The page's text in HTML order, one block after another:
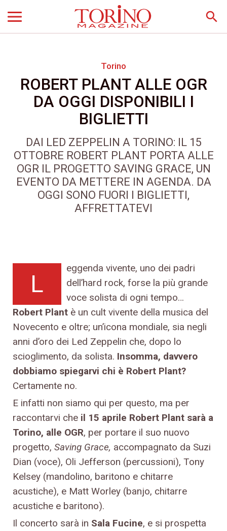
search
Torino
ROBERT PLANT ALLE OGR
DA OGGI DISPONIBILI I
BIGLIETTI
DAI LED ZEPPELIN A TORINO: IL 15
OTTOBRE ROBERT PLANT PORTA ALLE
OGR IL PROGETTO SAVING GRACE, UN
EVENTO DA METTERE IN AGENDA. DA
OGGI SONO FUORI I BIGLIETTI,
AFFRETTATEVI
L
eggenda vivente, uno dei padri
dell’hard rock, forse la più grande
voce solista di ogni tempo…
Robert Plant è un cult vivente della musica del
Novecento e oltre; un’icona mondiale, sia negli
anni d’oro dei Led Zeppelin che, dopo lo
scioglimento, da solista. Insomma, davvero
dobbiamo spiegarvi chi è Robert Plant?
Certamente no.
E infatti non siamo qui per questo, ma per
raccontarvi che il 15 aprile Robert Plant sarà a
Torino, alle OGR, per portare il suo nuovo
progetto, Saving Grace, accompagnato da Suzi
Dian (voce), Oli Jefferson (percussioni), Tony
Kelsey (mandolino, baritono e chitarre
acustiche), e Matt Worley (banjo, chitarre
acustiche e baritono).
Il concerto sarà in Sala Fucine, e si prospetta